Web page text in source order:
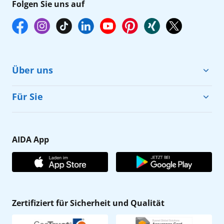
Folgen Sie uns auf
Über uns
Cruise & Help
Karriere
Affiliateprogramm
Verhaltens- & Ethikkodex
Für Sie
Gästefragebogen
AIDA Club
AIDA App
AIDA App
Zertifiziert für Sicherheit und Qualität